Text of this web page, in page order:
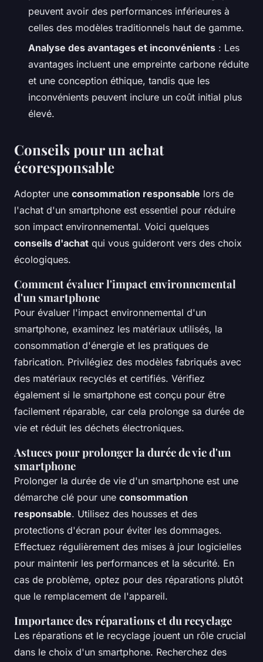
peuvent avoir des performances inférieures à
celles des modèles traditionnels haut de gamme.
Analyse des avantages et inconvénients : Les
avantages incluent une empreinte carbone réduite
et une conception éthique, tandis que les
inconvénients peuvent inclure un coût initial plus
élevé.
Conseils pour un achat
écoresponsable
Adopter une consommation responsable lors de
l'achat d'un smartphone est essentiel pour réduire
son impact environnemental. Voici quelques
conseils d'achat qui vous guideront vers des choix
écologiques.
Comment évaluer l'impact environnemental
d'un smartphone
Pour évaluer l'impact environnemental d'un
smartphone, examinez les matériaux utilisés, la
consommation d'énergie et les pratiques de
fabrication. Privilégiez des modèles fabriqués avec
des matériaux recyclés et certifiés. Vérifiez
également si le smartphone est conçu pour être
facilement réparable, car cela prolonge sa durée de
vie et réduit les déchets électroniques.
Astuces pour prolonger la durée de vie d'un
smartphone
Prolonger la durée de vie d'un smartphone est une
démarche clé pour une consommation
responsable. Utilisez des housses et des
protections d'écran pour éviter les dommages.
Effectuez régulièrement des mises à jour logicielles
pour maintenir les performances et la sécurité. En
cas de problème, optez pour des réparations plutôt
que le remplacement de l'appareil.
Importance des réparations et du recyclage
Les réparations et le recyclage jouent un rôle crucial
dans le choix d'un smartphone. Recherchez des